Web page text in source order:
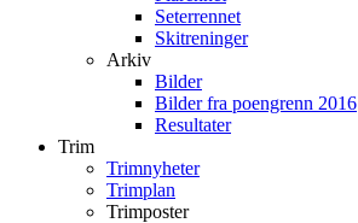
Seterrennet
Skitreninger
Arkiv
Bilder
Bilder fra poengrenn 2016
Resultater
Trim
Trimnyheter
Trimplan
Trimposter